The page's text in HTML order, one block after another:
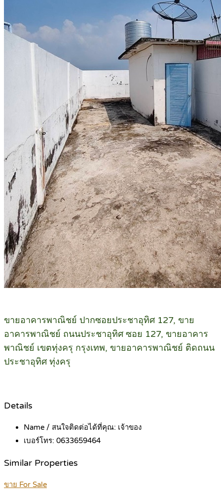
ขายอาคารพาณิชย์ ปากซอยประชาอุทิศ 127, ขาย
อาคารพาณิชย์ ถนนประชาอุทิศ ซอย 127, ขายอาคาร
พาณิชย์ เขตทุ่งครุ กรุงเทพ, ขายอาคารพาณิชย์ ติดถนน
ประชาอุทิศ ทุ่งครุ
Details
Name / สนใจติดต่อได้ที่คุณ: เจ้าของ
เบอร์โทร: 0633659464
Similar Properties
ขาย For Sale